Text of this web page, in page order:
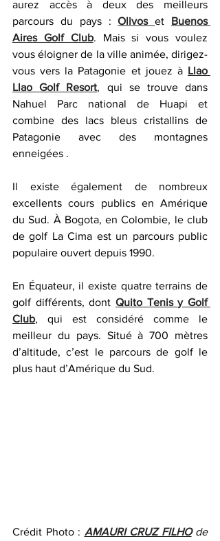
aurez accès à deux des meilleurs
parcours du pays : Olivos et Buenos
Aires Golf Club. Mais si vous voulez
vous éloigner de la ville animée, dirigez-
vous vers la Patagonie et jouez à Llao
Llao Golf Resort, qui se trouve dans
Nahuel Parc national de Huapi et
combine des lacs bleus cristallins de
Patagonie avec des montagnes
enneigées .
Il existe également de nombreux
excellents cours publics en Amérique
du Sud. À Bogota, en Colombie, le club
de golf La Cima est un parcours public
populaire ouvert depuis 1990.
En Équateur, il existe quatre terrains de
golf différents, dont Quito Tenis y Golf
Club, qui est considéré comme le
meilleur du pays. Situé à 700 mètres
d’altitude, c’est le parcours de golf le
plus haut d’Amérique du Sud.
Crédit Photo : AMAURI CRUZ FILHO
de